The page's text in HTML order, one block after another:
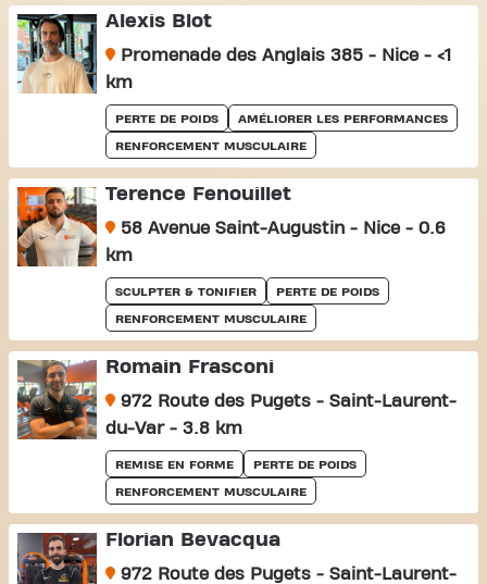
Alexis Blot
Promenade des Anglais 385 - Nice - <1
km
PERTE DE POIDS AMÉLIORER LES PERFORMANCES
RENFORCEMENT MUSCULAIRE
Terence Fenouillet
58 Avenue Saint-Augustin - Nice - 0.6
km
SCULPTER & TONIFIER PERTE DE POIDS
RENFORCEMENT MUSCULAIRE
Romain Frasconi
972 Route des Pugets - Saint-Laurent-
du-Var - 3.8 km
REMISE EN FORME PERTE DE POIDS
RENFORCEMENT MUSCULAIRE
Florian Bevacqua
972 Route des Pugets - Saint-Laurent-